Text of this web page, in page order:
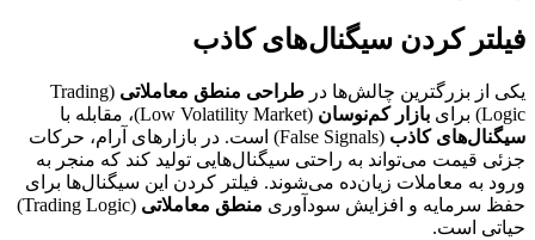
فیلتر کردن سیگنال‌های کاذب
یکی از بزرگترین چالش‌ها در طراحی منطق معاملاتی (Trading
Logic) برای
بازار کم‌نوسان (Low Volatility Market)، مقابله با
سیگنال‌های کاذب
(False Signals) است. در بازارهای آرام، حرکات
جزئی قیمت می‌تواند به راحتی سیگنال‌هایی تولید کند که منجر به
ورود به معاملات زیان‌ده می‌شوند. فیلتر کردن این سیگنال‌ها برای
حفظ سرمایه و افزایش سودآوری منطق معاملاتی
(Trading Logic)
حیاتی است.